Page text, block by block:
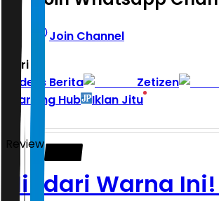
Join Channel
Hari ini
Indeks Berita
Zetizen
Learning Hub
Iklan Jitu
Review
Hindari Warna Ini!